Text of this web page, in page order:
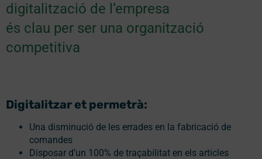
digitalització de l’empresa
és clau per ser una organització
competitiva
Digitalitzar et permetrà:
Una disminució de les errades en la fabricació de
comandes
Disposar d’un 100% de traçabilitat en els articles